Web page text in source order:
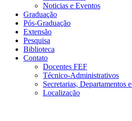
Noticias e Eventos
Graduação
Pós-Graduação
Extensão
Pesquisa
Biblioteca
Contato
Docentes FEF
Técnico-Administrativos
Secretarias, Departamentos
Localização